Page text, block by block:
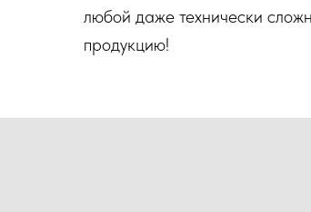
любой даже технически
продукцию!